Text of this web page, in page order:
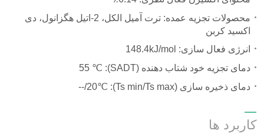
محصولات تجزیه عمده: ترت آمیل الکل، 2-اتیل هگزانول، دی
اکسید کربن
انرژی فعال سازی: 148.4kJ/mol
دمای تجزیه خود شتاب دهنده (SADT):
55 ℃
دمای ذخیره سازی (Ts min/Ts max):
--/20℃
کاربرد ها